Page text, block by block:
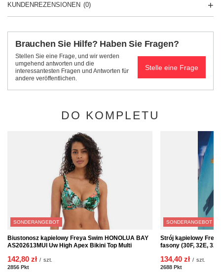
KUNDENREZENSIONEN (0)
Brauchen Sie Hilfe? Haben Sie Fragen?
Stellen Sie eine Frage, und wir werden
umgehend antworten und die
interessantesten Fragen und Antworten für
andere veröffentlichen.
Stelle eine Frage
DO KOMPLETU
SONDERANGEBOT
Biustonosz kąpielowy Freya Swim HONOLUA BAY
AS202613MUI Uw High Apex Bikini Top Multi
142,80 zł / szt.
2856 Pkt
SONDERANGEBOT
Strój kąpielowy
fasony (30F, 32E,
134,40 zł / szt.
2688 Pkt